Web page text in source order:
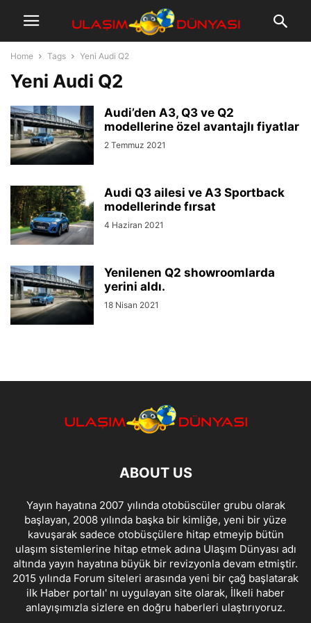
Home Tags Yeni Audi Q2
Yeni Audi Q2
Audi’den A3, Q3 ve Q2
modellerine özel avantajlı fiyatlar
2 Temmuz 2021
Audi Q3 ailesi ve A3 Sportback
modellerinde fırsat
4 Haziran 2021
Yenilenen Q2 showroomlarda
yerini aldı.
18 Nisan 2021
ABOUT US
Yayın hayatına 2007 yılında otobüscüler grubu olarak
başlayan, 2008 yılında başka bir kimliğe, yeni bir yüze
kavuşarak sadece otobüsçülere hitap etmeyip bütün
ulaşım sistemlerine hitap etmek adına Ulaşım Dünyası adı
altında yayın hayatına büyük bir revizyonla devam etmiştir.
2015 yılında Forum siteleri arasında yeni bir çağ başlatarak
ilk Haber portalı' nı uygulayan site olarak, İlkeli haber
anlayışımızla sizlere en doğru haberleri ulaştırıyoruz.